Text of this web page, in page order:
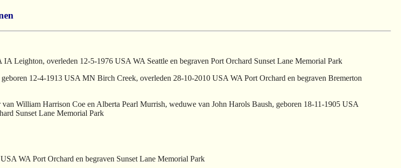
Leighton, overleden 12-5-1976 USA WA Seattle en begraven Port Orchard Sunset Lane Memorial Park
geboren 12-4-1913 USA MN Birch Creek, overleden 28-10-2010 USA WA Port Orchard en begraven Bremerton
van William Harrison Coe en Alberta Pearl Murrish, weduwe van John Harols Baush, geboren 18-11-1905 USA
Sunset Lane Memorial Park
WA Port Orchard en begraven Sunset Lane Memorial Park